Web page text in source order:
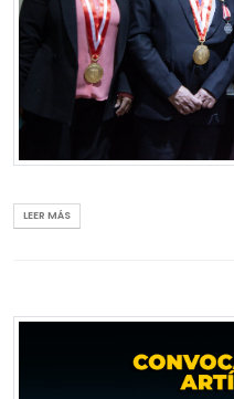
Paola Orduña, Miguel
Herrera, Nancy Barrenechea
La comitiva concedió a
distintivos de la asociación
son familiares y
LEER MÁS